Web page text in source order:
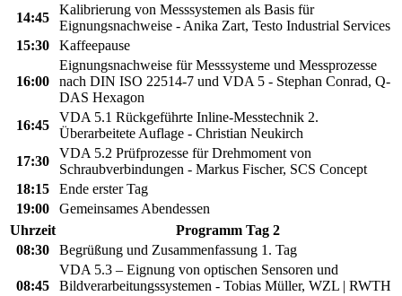
14:45
Kalibrierung von Messsystemen als Basis für
Eignungsnachweise - Anika Zart, Testo Industrial Services
15:30
Kaffeepause
16:00
Eignungsnachweise für Messsysteme und Messprozesse
nach DIN ISO 22514-7 und VDA 5 - Stephan Conrad, Q-
DAS Hexagon
16:45
VDA 5.1 Rückgeführte Inline-Messtechnik 2.
Überarbeitete Auflage - Christian Neukirch
17:30
VDA 5.2 Prüfprozesse für Drehmoment von
Schraubverbindungen - Markus Fischer, SCS Concept
18:15
Ende erster Tag
19:00
Gemeinsames Abendessen
Uhrzeit
Programm Tag 2
08:30
Begrüßung und Zusammenfassung 1. Tag
08:45
VDA 5.3 – Eignung von optischen Sensoren und
Bildverarbeitungssystemen - Tobias Müller, WZL | RWTH